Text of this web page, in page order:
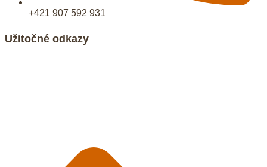
+421 907 592 931
Užitočné odkazy